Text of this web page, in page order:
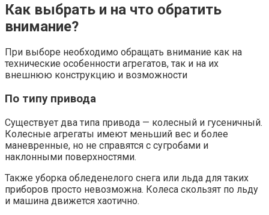
Как выбрать и на что обратить
внимание?
При выборе необходимо обращать внимание как на
технические особенности агрегатов, так и на их
внешнюю конструкцию и возможности
По типу привода
Существует два типа привода — колесный и гусеничный.
Колесные агрегаты имеют меньший вес и более
маневренные, но не справятся с сугробами и
наклонными поверхностями.
Также уборка обледенелого снега или льда для таких
приборов просто невозможна. Колеса скользят по льду
и машина движется хаотично.